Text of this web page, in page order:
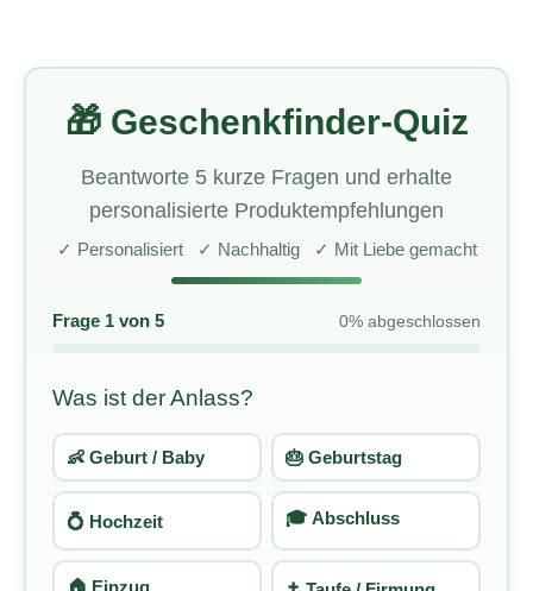
🎁 Geschenkfinder-Quiz
Beantworte 5 kurze Fragen und erhalte
personalisierte Produktempfehlungen
✓ Personalisiert ✓ Nachhaltig ✓ Mit Liebe gemacht
Frage 1 von 5 0% abgeschlossen
Was ist der Anlass?
👶 Geburt / Baby 🎂 Geburtstag
💍 Hochzeit 🎓 Abschluss